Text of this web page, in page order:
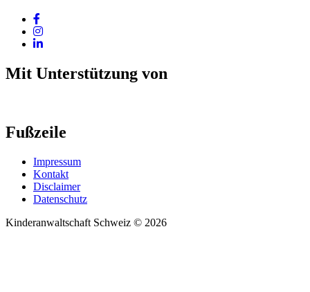
Mit Unterstützung von
Fußzeile
Impressum
Kontakt
Disclaimer
Datenschutz
Kinderanwaltschaft Schweiz © 2026